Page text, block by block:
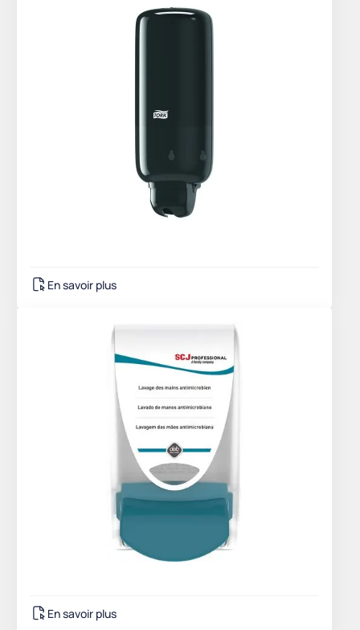
En savoir plus
En savoir plus